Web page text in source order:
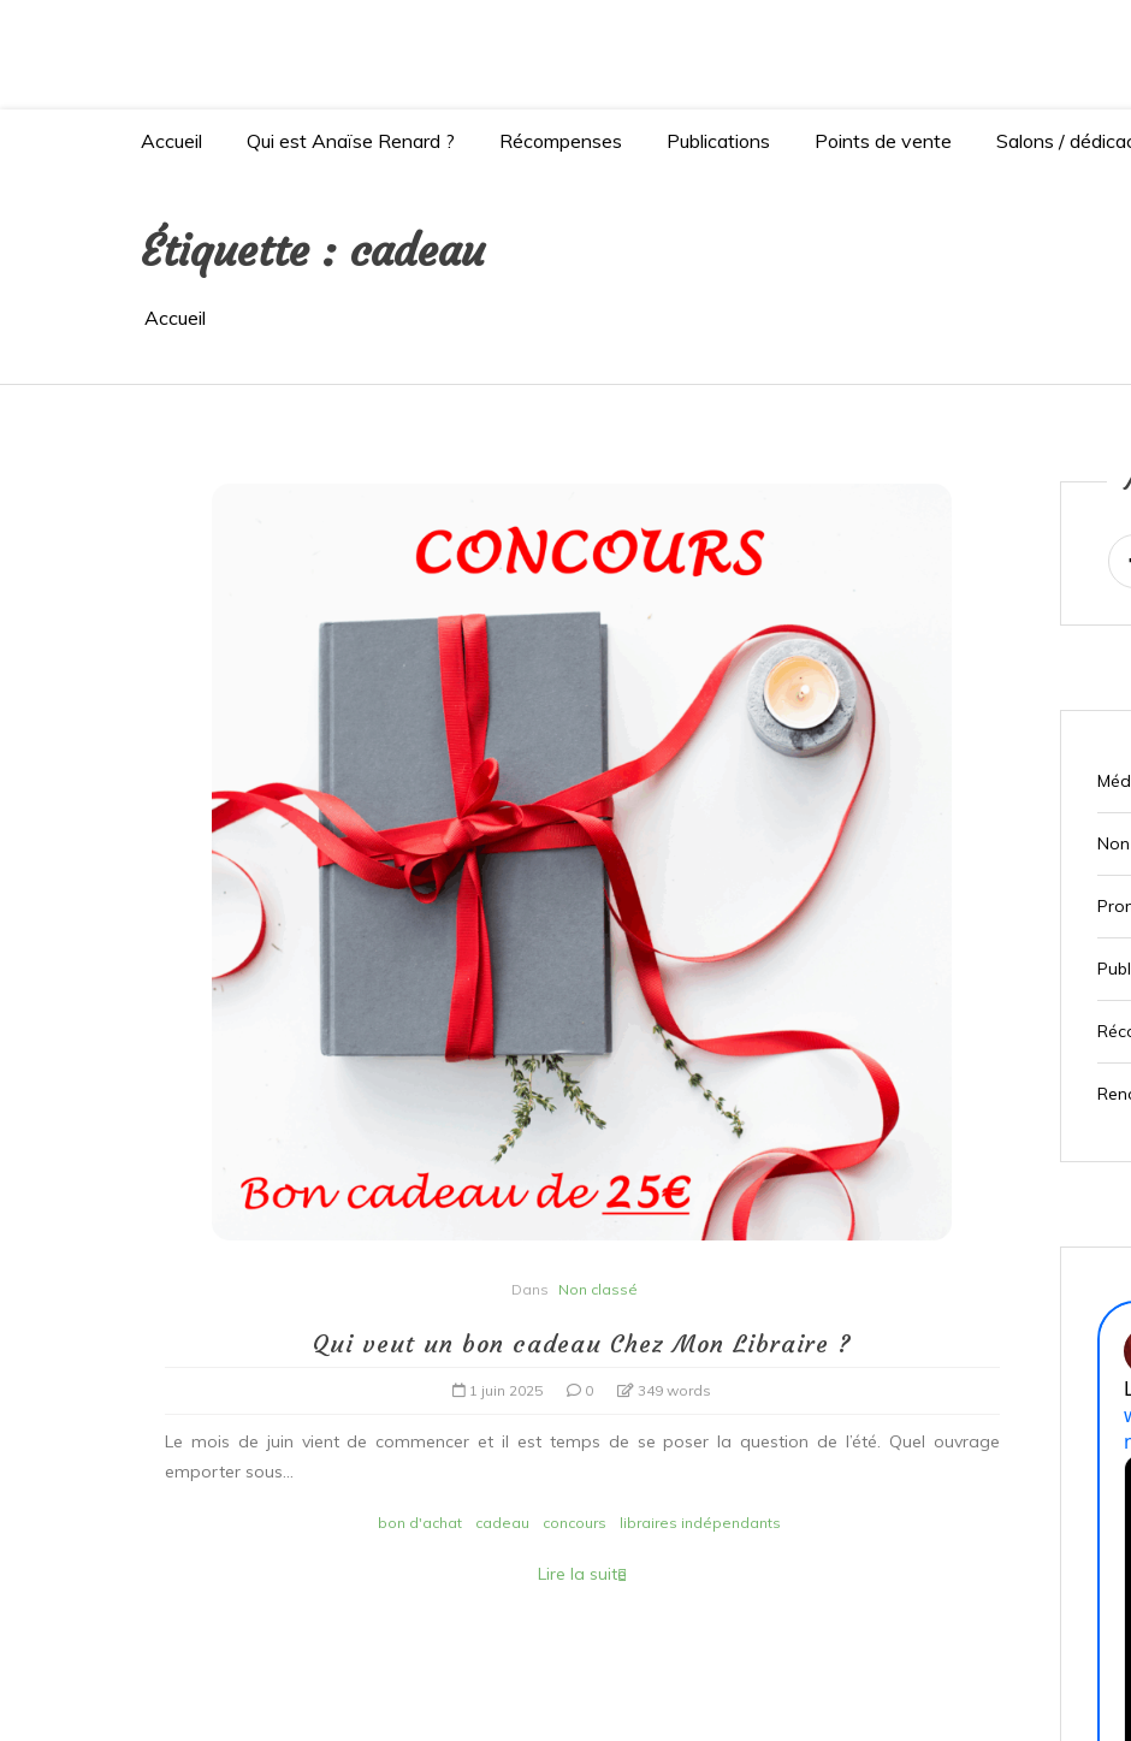
Accueil
Qui est Anaïse Renard ? Récompenses Publications Points de vente Salons /
Étiquette : cadeau
Accueil
Dans Non classé
Qui veut un bon cadeau Chez Mon Libraire ?
1 juin 2025 0 349 words
Le mois de juin vient de commencer et il est temps de se poser la question de l’été. Quel ouvrage
emporter sous...
bon d'achat cadeau concours libraires indépendants
Lire la suite